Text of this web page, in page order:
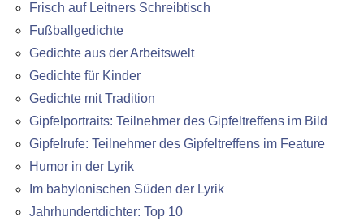
Frisch auf Leitners Schreibtisch
Fußballgedichte
Gedichte aus der Arbeitswelt
Gedichte für Kinder
Gedichte mit Tradition
Gipfelportraits: Teilnehmer des Gipfeltreffens im Bild
Gipfelrufe: Teilnehmer des Gipfeltreffens im Feature
Humor in der Lyrik
Im babylonischen Süden der Lyrik
Jahrhundertdichter: Top 10